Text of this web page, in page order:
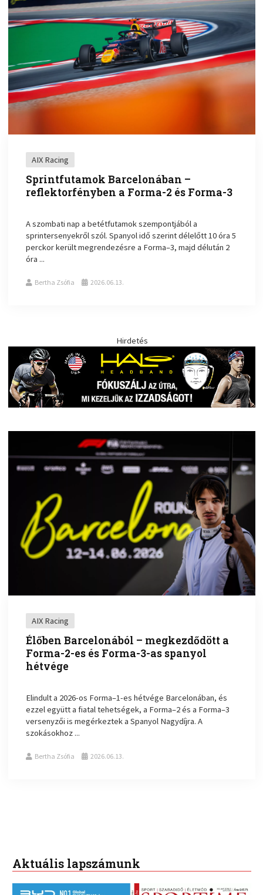
AIX Racing
Sprintfutamok Barcelonában –
reflektorfényben a Forma-2 és Forma-3
A szombati nap a betétfutamok szempontjából a
sprintersenyekről szól. Spanyol idő szerint délelőtt 10 óra 5
perckor került megrendezésre a Forma–3, majd délután 2
óra ...
Bertha Zsófia 2026.06.13.
Hirdetés
AIX Racing
Élőben Barcelonából – megkezdődött a
Forma-2-es és Forma-3-as spanyol
hétvége
Elindult a 2026-os Forma–1-es hétvége Barcelonában, és
ezzel együtt a fiatal tehetségek, a Forma–2 és a Forma–3
versenyzői is megérkeztek a Spanyol Nagydíjra. A
szokásokhoz ...
Bertha Zsófia 2026.06.13.
Aktuális lapszámunk